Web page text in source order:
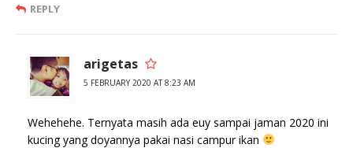
REPLY
arigetas
5 FEBRUARY 2020 AT 8:23 AM
Wehehehe. Ternyata masih ada euy sampai jaman 2020 ini
kucing yang doyannya pakai nasi campur ikan